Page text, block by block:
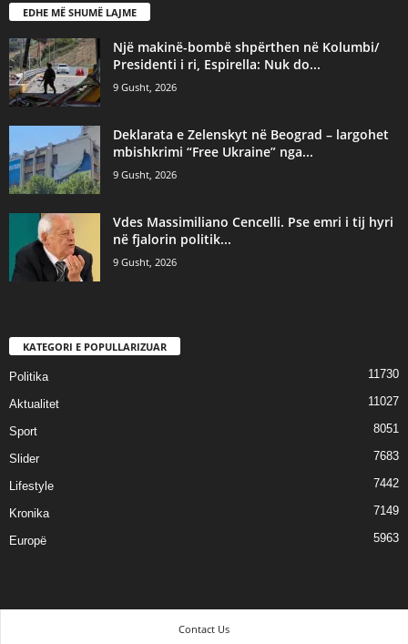
EDHE MË SHUMË LAJME
Një makinë-bombë shpërthen në Kolumbi/
Presidenti i ri, Espirella: Nuk do...
9 Gusht, 2026
Deklarata e Zelenskyt në Beograd – largohet
mbishkrimi “Free Ukraine” nga...
9 Gusht, 2026
Vdes Massimiliano Cencelli. Pse emri i tij hyri
në fjalorin politik...
9 Gusht, 2026
KATEGORI E POPULLARIZUAR
Politika 11730
Aktualitet 11027
Sport 8051
Slider 7683
Lifestyle 7442
Kronika 7149
Europë 5963
Contact Us